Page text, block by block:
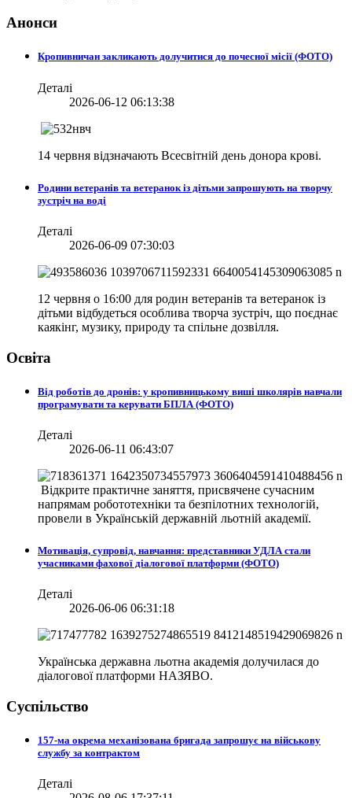
Анонси
Кропивничан закликають долучитися до почесної місії (ФОТО)
Деталі
2026-06-12 06:13:38
14 червня відзначають Всесвітній день донора крові.
Родини ветеранів та ветеранок із дітьми запрошують на творчу
зустріч на воді
Деталі
2026-06-09 07:30:03
12 червня о 16:00 для родин ветеранів та ветеранок із
дітьми відбудеться особлива творча зустріч, що поєднає
каякінг, музику, природу та спільне дозвілля.
Освіта
Від роботів до дронів: у кропивницькому виші школярів навчали
програмувати та керувати БПЛА (ФОТО)
Деталі
2026-06-11 06:43:07
Відкрите практичне заняття, присвячене сучасним
напрямам робототехніки та безпілотних технологій,
провели в Українській державній льотній академії.
Мотивація, супровід, навчання: представники УДЛА стали
учасниками фахової діалогової платформи (ФОТО)
Деталі
2026-06-06 06:31:18
Українська державна льотна академія долучилася до
діалогової платформи НАЗЯВО.
Суспільство
157-ма окрема механізована бригада запрошує на військову
службу за контрактом
Деталі